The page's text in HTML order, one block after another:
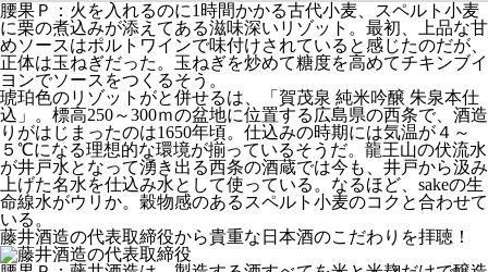
腰果Ｐ： 火を入れるのに1時間かかる古代小麦、スペルト小麦
に栗の煮込みが添えてある滋味深いリゾット。最初、上品な甘
めソースはポルトワインで味付けされていると感じたのだが、
正体は玉ねぎだった。玉ねぎを炒めて糖度を高めてチキンブイ
ヨンでソースをつくるそう。
琥珀色のリゾットがと併せるは、「賀茂泉 純米吟醸 朱泉本仕
込」。標高250～300ｍの盆地に位置する広島県の西条で、酒造
りがはじまったのは1650年頃。仕込みの時期には気温が４～
５℃になる理想的な環境が揃っているそうだ。龍王山の伏流水
が井戸水となって湧き出る西条の酒蔵では今も、井戸から汲み
上げた名水を仕込み水として使っている。なるほど、sakeの生
命線水がウリか。穀物感のあるスペルト小麦のコクと合わせて
いる。
藤井酒造の代表取締役から貴重な日本酒のこだわりを拝聴！